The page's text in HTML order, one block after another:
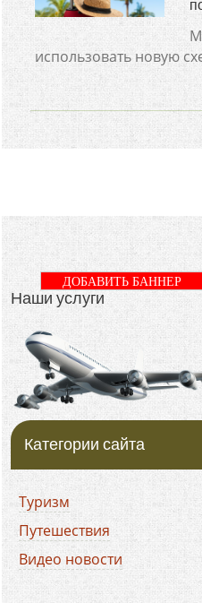
использовать новую
Наши услуги
ДОБАВИТЬ БАННЕР
Категории сайта
Туризм
Путешествия
Видео новости